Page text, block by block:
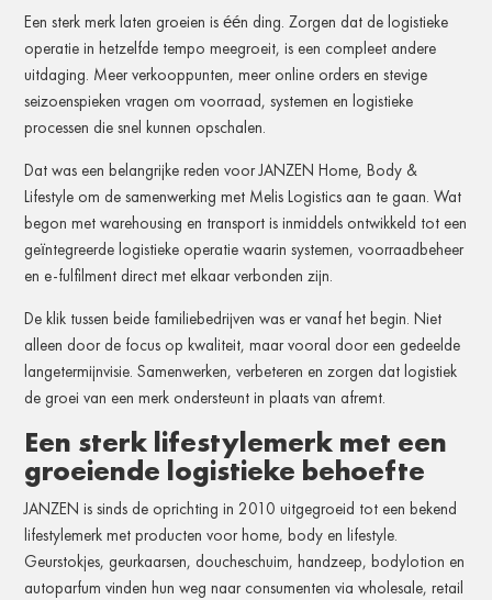
Een sterk merk laten groeien is één ding. Zorgen dat de logistieke
operatie in hetzelfde tempo meegroeit, is een compleet andere
uitdaging. Meer verkooppunten, meer online orders en stevige
seizoenspieken vragen om voorraad, systemen en logistieke
processen die snel kunnen opschalen.
Dat was een belangrijke reden voor JANZEN Home, Body &
Lifestyle om de samenwerking met Melis Logistics aan te gaan. Wat
begon met warehousing en transport is inmiddels ontwikkeld tot een
geïntegreerde logistieke operatie waarin systemen, voorraadbeheer
en e-fulfilment direct met elkaar verbonden zijn.
De klik tussen beide familiebedrijven was er vanaf het begin. Niet
alleen door de focus op kwaliteit, maar vooral door een gedeelde
langetermijnvisie. Samenwerken, verbeteren en zorgen dat logistiek
de groei van een merk ondersteunt in plaats van afremt.
Een sterk lifestylemerk met een
groeiende logistieke behoefte
JANZEN is sinds de oprichting in 2010 uitgegroeid tot een bekend
lifestylemerk met producten voor home, body en lifestyle.
Geurstokjes, geurkaarsen, doucheschuim, handzeep, bodylotion en
autoparfum vinden hun weg naar consumenten via wholesale, retail